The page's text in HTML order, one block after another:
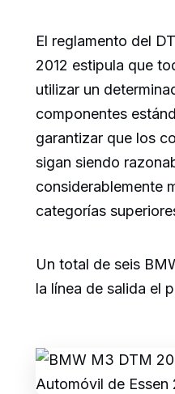
El reglamento del
2012 estipula que
utilizar un
componentes
garantizar que los
sigan siendo
considerablemente
categorías
Un total de seis
la línea de salida el